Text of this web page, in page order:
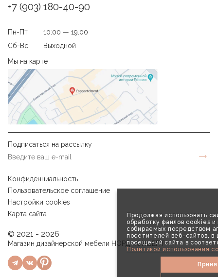
Продолжая использовать
обработку файлов cookies и
собираемых посредством
посетителей веб-сайтов, в
посещений сайта в
Политикой использования
+7 (903) 180-40-90
Пн-Пт
10:00 — 19.00
Сб-Вс
Выходной
Мы на карте
Подписаться на рассылку
Конфиденциальность
Пользовательское соглашение
Настройки cookies
Карта сайта
© 2021 - 2026
Магазин дизайнерской мебели НОРД КОНЦЕПТ